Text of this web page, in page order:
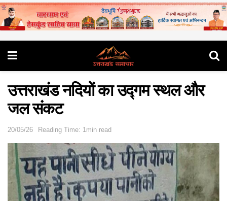
उत्तराखंड नदियों का उद्गम स्थल और
जल संकट
20/05/26 Reading Time: 1min read